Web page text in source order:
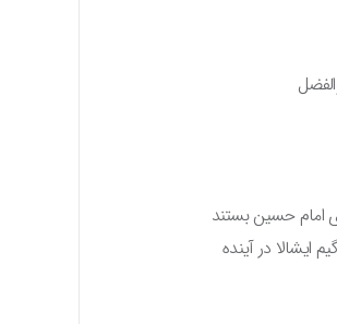
امام حسین بستند
ایشالا در آینده